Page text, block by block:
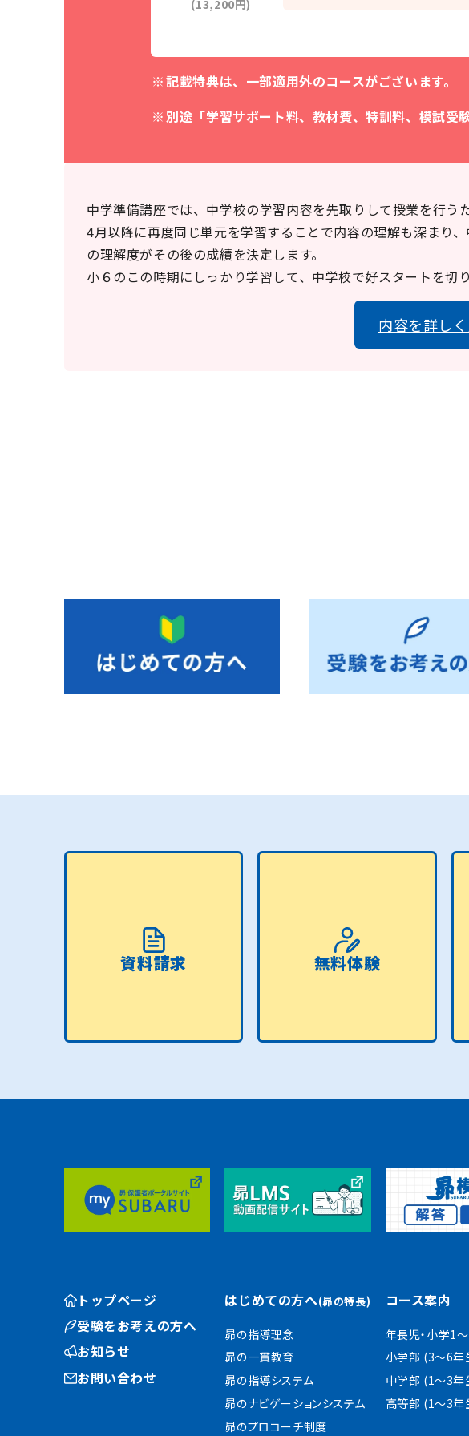
(13,200円)
記載特典は、一部適用外のコースがございます。
別途「学習サポート料、教材費、特訓料、模試受
中学準備講座では、中学校の学習内容を先取りして授業を行う
4月以降に再度同じ単元を学習することで内容の理解も深まり
の理解度がその後の成績を決定します。
小６のこの時期にしっかり学習して、中学校で好スタートを切
内容を詳し
資料請求 無料体験
トップページ
受験をお考えの方へ
お知らせ
お問い合わせ
はじめての方へ(昴の特長)
昴の指導理念
昴の一貫教育
昴の指導システム
昴のナビゲーションシステム
昴のプロコーチ制度
コース案内
年長児・小学1
小学部 (3〜6年
中学部 (1〜3年
高等部 (1〜3年